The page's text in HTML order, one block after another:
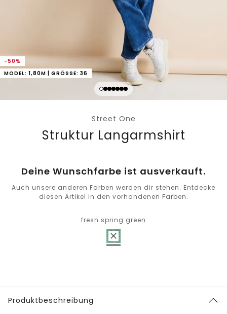
-50%
MODEL: 1,80M | GRÖSSE: 36
Street One
Struktur Langarmshirt
Deine Wunschfarbe ist ausverkauft.
Auch unsere anderen Farben werden dir stehen. Entdecke
diesen Artikel in den vorhandenen Farben.
fresh spring green
Produktbeschreibung